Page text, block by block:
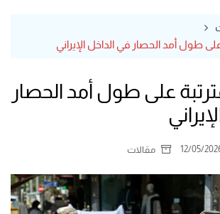
طول أمد الحصار في الداخل الإيراني
على طول أمد الحصار
12/05/ مقالات